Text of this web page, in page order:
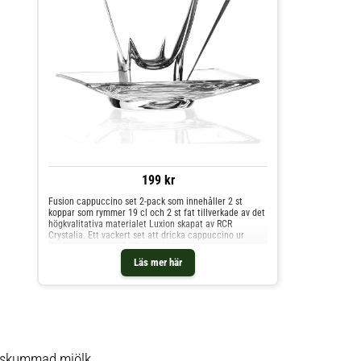
199 kr
Läs mer här
Fusion cappuccino set 2-pack som innehåller 2 st
koppar som rymmer 19 cl och 2 st fat tillverkade av det
högkvalitativa materialet Luxion skapat av RCR
Crystalia. Ett vackert set att dricka cappuccino ur
dagligen men också till fest. Modernare set att njuta
cappuccino ur kan bli svårt att finna. Materialet Luxion
är förvånansvärt lätt och hållbart.Höjd: 81 mm Tål